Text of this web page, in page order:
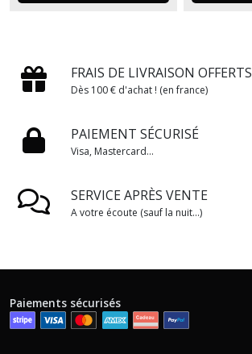
FRAIS DE LIVRAISON OFFERTS
Dès 100 € d'achat ! (en france)
PAIEMENT SÉCURISÉ
Visa, Mastercard...
SERVICE APRÈS VENTE
A votre écoute (sauf la nuit...)
Paiements sécurisés